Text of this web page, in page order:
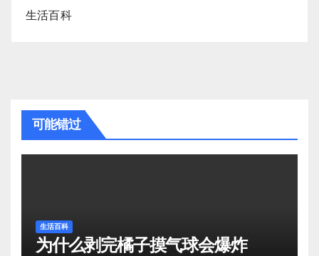
生活百科
可能错过
生活百科
为什么剥完橘子摸气球会爆炸